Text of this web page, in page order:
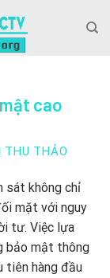
cao
THU THẢO
sát không chỉ
mặt với nguy
tư. Việc lựa
bảo mật thông
tiên hàng đầu